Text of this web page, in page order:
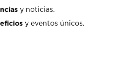
y noticias.
y eventos únicos.